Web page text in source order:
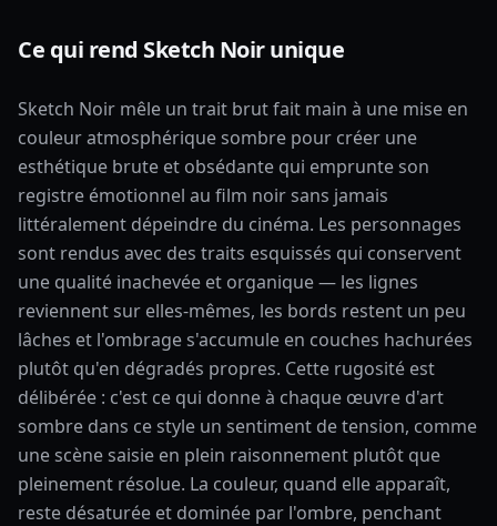
Ce qui rend Sketch Noir unique
Sketch Noir mêle un trait brut fait main à une mise en
couleur atmosphérique sombre pour créer une
esthétique brute et obsédante qui emprunte son
registre émotionnel au film noir sans jamais
littéralement dépeindre du cinéma. Les personnages
sont rendus avec des traits esquissés qui conservent
une qualité inachevée et organique — les lignes
reviennent sur elles-mêmes, les bords restent un peu
lâches et l'ombrage s'accumule en couches hachurées
plutôt qu'en dégradés propres. Cette rugosité est
délibérée : c'est ce qui donne à chaque œuvre d'art
sombre dans ce style un sentiment de tension, comme
une scène saisie en plein raisonnement plutôt que
pleinement résolue. La couleur, quand elle apparaît,
reste désaturée et dominée par l'ombre, penchant